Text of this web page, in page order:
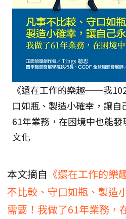
《還在工作的樂趣──我
口如瓶、製造小確幸，讓自
61年業務，在困境中也能
文化
本文摘自 《還在工作的
不比較、守口如瓶、製造
需要！我做了61年業務，